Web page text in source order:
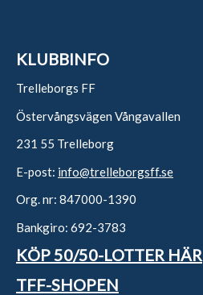
KLUBBINFO
Trelleborgs FF
Östervångsvägen Vångavallen
231 55 Trelleborg
E-post: info@trelleborgsff.se
Org. nr: 847000-1390
Bankgiro: 692-3783
KÖP 50/50-LOTTER HÄR
TFF-SHOPEN